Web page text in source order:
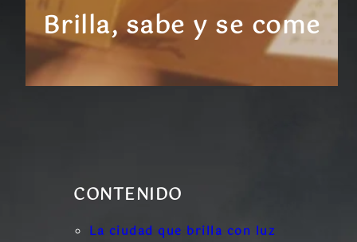
Brilla, sabe y se come
CONTENIDO
La ciudad que brilla con luz